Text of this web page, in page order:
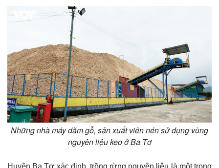
Những nhà máy dăm gỗ, sản xuất viên nén sử dụng vùng
nguyên liệu keo ở Ba Tơ